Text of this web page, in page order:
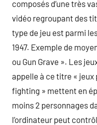
composés d’une très
vidéo regroupant des
type de jeu est parmi
1947. Exemple de
ou Gun Grave ». Les
appelle à ce titre « jeux
fighting » mettent en
moins 2 personnages
l’ordinateur peut